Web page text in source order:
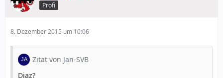
Profi
8. Dezember 2015 um 10:06
Zitat von Jan-SVB
Diaz?